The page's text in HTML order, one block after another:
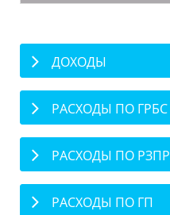
ДОХОДЫ
РАСХОДЫ ПО ГРБС
РАСХОДЫ ПО РЗПР
РАСХОДЫ ПО ГП